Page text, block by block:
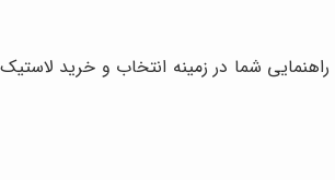
شما در زمینه انتخاب و خرید